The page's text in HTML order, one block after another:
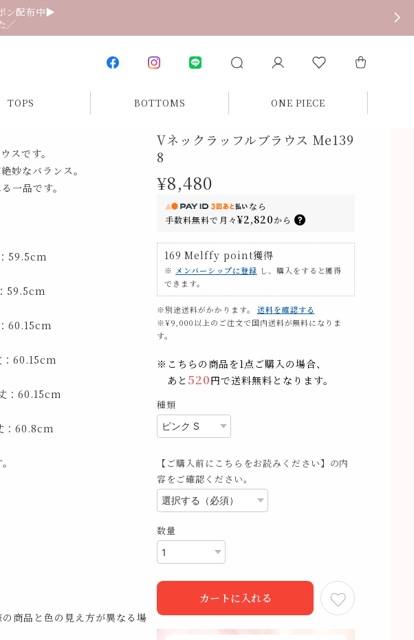
ン配布中▶
／
TOPS BOTTOMS ONE PIECE
スです。
妙なバランス。
一品です。
59.5cm
59.5cm
60.15cm
60.15cm
：60.15cm
：60.8cm
商品と色の見え方が異なる場
Vネックラッフルブラウス Me139
8
¥8,480
なら
手数料無料で 月々¥2,820から
169 Melffy point獲得
※ メンバーシップに登録 し、購入をすると獲得
できます。
※別途送料がかかります。
送料を確認する
※¥9,000以上のご注文で国内送料が無料になりま
す。
※こちらの商品を1点ご購入の場合、
あと 520円で送料無料となります。
種類
【ご購入前にこちらをお読みください】の内
容をご確認ください。
数量
カートに入れる